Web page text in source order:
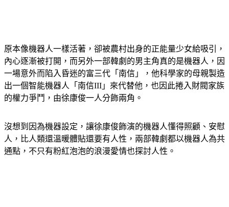
原本像機器人一樣活著，卻被農村出身的正能量少女給吸引，
內心逐漸被打開，而另外一部韓劇的男主角真的是機器人，因
一場意外而陷入昏迷的富三代「南信」，他科學家的母親製造
出一個智能機器人「南信III」來代替他，也因此捲入財閥家族
的權力爭鬥，由徐康俊一人分飾兩角。
沒想到因為機器設定，讓徐康俊飾演的機器人懂得照顧、安慰
人，比人類還溫暖體貼還要有人性，兩部韓劇都以機器人為共
通點，不只有粉紅泡泡的浪漫愛情也探討人性。